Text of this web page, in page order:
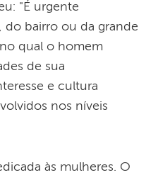
"É urgente
do bairro ou da grande
qual o homem
de sua
e cultura
nos níveis
às mulheres. O